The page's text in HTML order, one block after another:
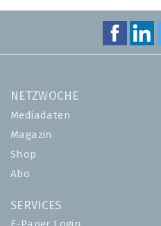
NETZWOCHE
Mediadaten
Magazin
Shop
Abo
SERVICES